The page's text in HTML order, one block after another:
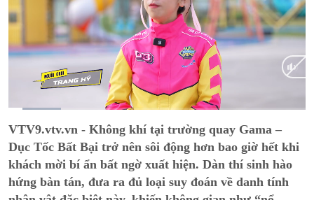
Time
VTV9.vtv.vn - Không khí tại trường quay Gama –
Dục Tốc Bất Bại trở nên sôi động hơn bao giờ hết khi
khách mời bí ẩn bất ngờ xuất hiện. Dàn thí sinh hào
hứng bàn tán, đưa ra đủ loại suy đoán về danh tính